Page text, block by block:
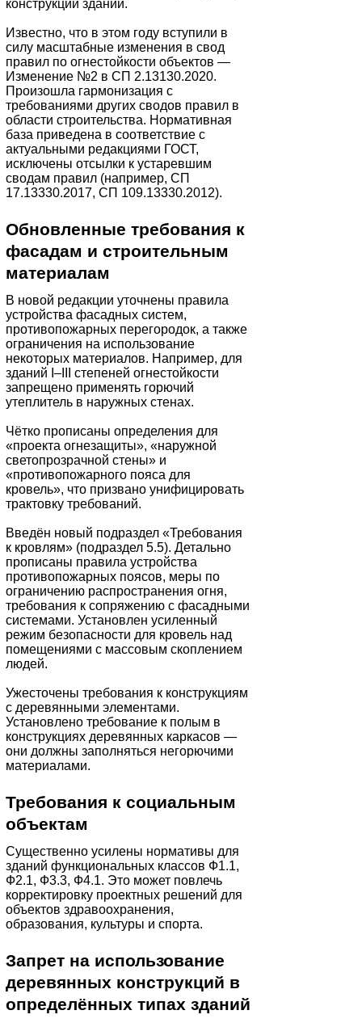
конструкций зданий.
Известно, что в этом году вступили в
силу масштабные изменения в свод
правил по огнестойкости объектов —
Изменение №2 в СП 2.13130.2020.
Произошла гармонизация с
требованиями других сводов правил в
области строительства. Нормативная
база приведена в соответствие с
актуальными редакциями ГОСТ,
исключены отсылки к устаревшим
сводам правил (например, СП
17.13330.2017, СП 109.13330.2012).
Обновленные требования к
фасадам и строительным
материалам
В новой редакции уточнены правила
устройства фасадных систем,
противопожарных перегородок, а также
ограничения на использование
некоторых материалов. Например, для
зданий I–III степеней огнестойкости
запрещено применять горючий
утеплитель в наружных стенах.
Чётко прописаны определения для
«проекта огнезащиты», «наружной
светопрозрачной стены» и
«противопожарного пояса для
кровель», что призвано унифицировать
трактовку требований.
Введён новый подраздел «Требования
к кровлям» (подраздел 5.5). Детально
прописаны правила устройства
противопожарных поясов, меры по
ограничению распространения огня,
требования к сопряжению с фасадными
системами. Установлен усиленный
режим безопасности для кровель над
помещениями с массовым скоплением
людей.
Ужесточены требования к конструкциям
с деревянными элементами.
Установлено требование к полым в
конструкциях деревянных каркасов —
они должны заполняться негорючими
материалами.
Требования к социальным
объектам
Существенно усилены нормативы для
зданий функциональных классов Ф1.1,
Ф2.1, Ф3.3, Ф4.1. Это может повлечь
корректировку проектных решений для
объектов здравоохранения,
образования, культуры и спорта.
Запрет на использование
деревянных конструкций в
определённых типах зданий